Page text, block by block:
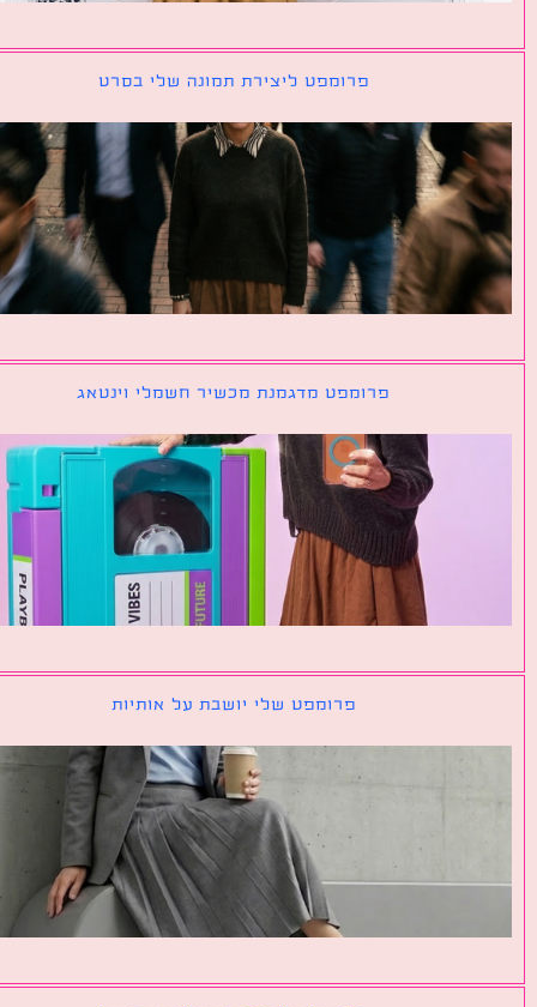
פרומפט ליצירת תמונה שלי בסרט
פרומפט מדגמנת מכשיר חשמלי וינטאג
פרומפט שלי יושבת על אותיות